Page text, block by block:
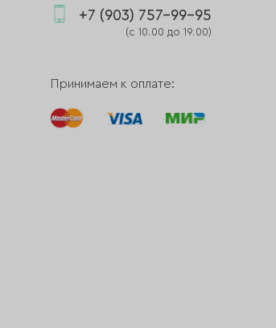
+7 (903) 757-99-95
(с 10.00 до 19.00)
Принимаем к оплате: